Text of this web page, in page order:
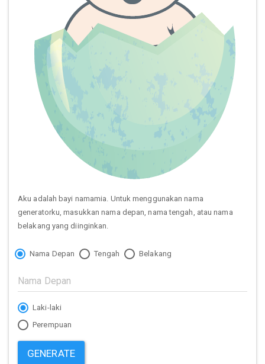
Aku adalah bayi namamia. Untuk menggunakan nama
generatorku, masukkan nama depan, nama tengah, atau nama
belakang yang diinginkan.
Nama Depan Tengah Belakang
Laki-laki
Perempuan
GENERATE